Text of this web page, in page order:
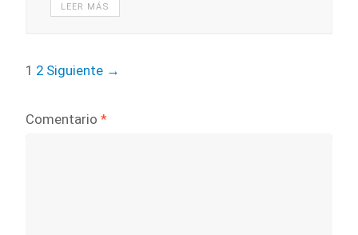
LEER MÁS
1 2 Siguiente →
Comentario*